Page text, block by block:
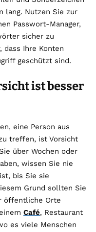
lang. Nutzen Sie zur
Passwort-Manager,
sicher zu
dass Ihre Konten
geschützt sind.
ist besser
eine Person aus
treffen, ist Vorsicht
über Wochen oder
wissen Sie nie
bis Sie sie
Grund sollten Sie
öffentliche Orte
Café, Restaurant
es viele Menschen